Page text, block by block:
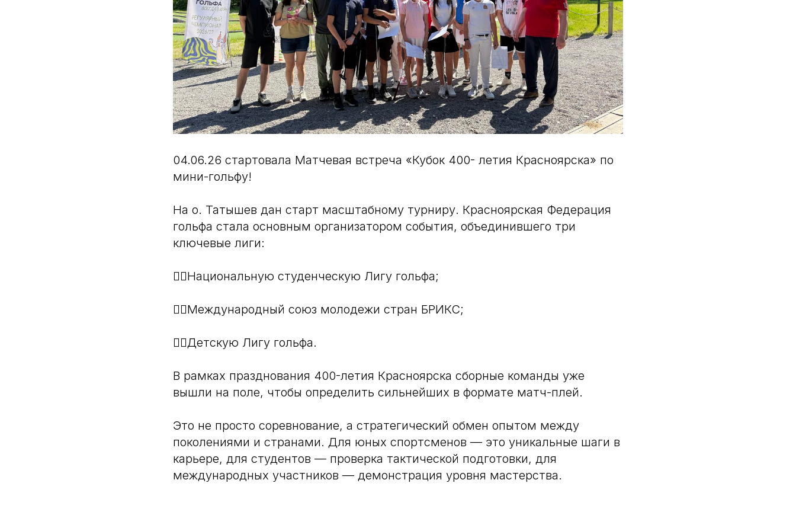
04.06.26 стартовала Матчевая встреча «Кубок 400- летия Красноярска» по
мини-гольфу!
На о. Татышев дан старт масштабному турниру. Красноярская Федерация
гольфа стала основным организатором события, объединившего три
ключевые лиги:
🏌️‍♂️Национальную студенческую Лигу гольфа;
🏌️‍♂️Международный союз молодежи стран БРИКС;
🏌️‍♂️Детскую Лигу гольфа.
В рамках празднования 400-летия Красноярска сборные команды уже
вышли на поле, чтобы определить сильнейших в формате матч-плей.
Это не просто соревнование, а стратегический обмен опытом между
поколениями и странами. Для юных спортсменов — это уникальные шаги в
карьере, для студентов — проверка тактической подготовки, для
международных участников — демонстрация уровня мастерства.